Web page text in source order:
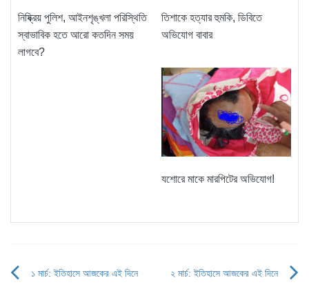
নিষ্ক্রিয় পুলিশ, আইনশৃঙ্খলা পরিস্থিতি
স্বাভাবিক হতে আরো কতদিন সময়
লাগবে?
তিশাকে হত্যার হুমকি, ডিবিতে
অভিযোগ বাবার
যশোরে মাকে মারপিটের অভিযোগ!
১ মার্চ: ইতিহাসে আজকের এই দিনে ২ মার্চ: ইতিহাসে আজকের এই দিনে